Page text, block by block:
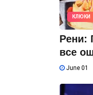
КЛЮКИ
Рени:
все
June 01